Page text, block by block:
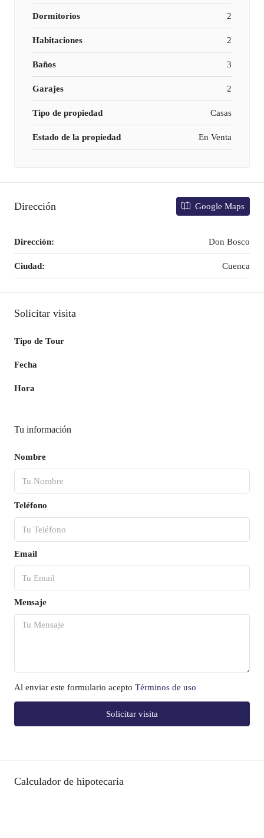
Dormitorios 2
Habitaciones 2
Baños 3
Garajes 2
Tipo de propiedad Casas
Estado de la propiedad En Venta
Dirección Google Maps
Dirección: Don Bosco
Ciudad: Cuenca
Solicitar visita
Tipo de Tour
Fecha
Hora
Tu información
Nombre
Teléfono
Email
Mensaje
Al enviar este formulario acepto Términos de uso
Solicitar visita
Calculador de hipotecaria